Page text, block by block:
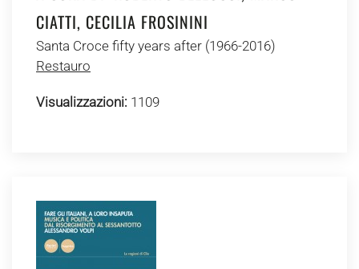
CIATTI, CECILIA FROSININI
Santa Croce fifty years after (1966-2016)
Restauro
Visualizzazioni: 1109